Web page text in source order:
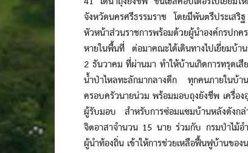
จังหวัดนครศรีธรรมราช โดยมีพันตรีประเ
หัวหน้าส่วนราชการพร้อมด้วยผู้นำองค์กรปก
หายในพื้นที่ ต่อมาคณะได้เดินทางไปเยี่ยมบ้
2 ธันวาคม ที่ผ่านมา ทำให้บ้านเกิดการทรุด
น้ำป่าไหลทะลักมากลางดึก ทุกคนภายในบ้
ครอบครัวนายน่วม พร้อมมอบถุงยังชีพ เครื่อ
ผู้รับมอบ สำหรับการซ่อมแซมบ้านหลังดังก
จิตอาสาจำนวน 15 นาย ร่วมกับ กรมป่าไม้อ
ผู้นำท้องถิ่น เข้าให้การช่วยเหลือฟื้นฟูบ้านของ